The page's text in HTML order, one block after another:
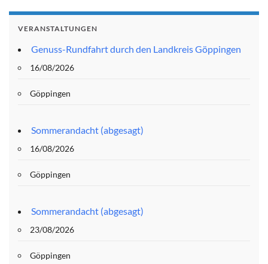
VERANSTALTUNGEN
Genuss-Rundfahrt durch den Landkreis Göppingen
16/08/2026
Göppingen
Sommerandacht (abgesagt)
16/08/2026
Göppingen
Sommerandacht (abgesagt)
23/08/2026
Göppingen